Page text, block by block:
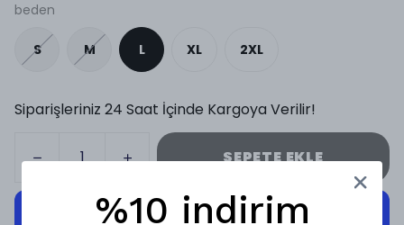
beden
S M L XL 2XL
Siparişleriniz 24 Saat İçinde Kargoya Verilir!
SEPETE EKLE
%10 indirim